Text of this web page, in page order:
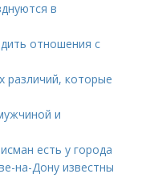
в
отношения с
которые
и
есть у города
на-Дону известны